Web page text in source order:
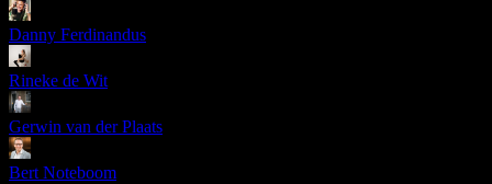
Danny Ferdinandus
Rineke de Wit
Gerwin van der Plaats
Bert Noteboom